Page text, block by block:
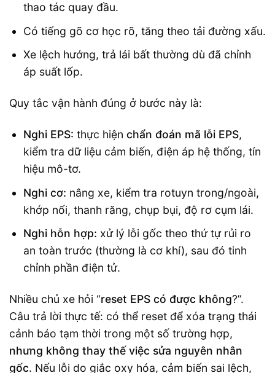
thao tác quay đầu.
Có tiếng gõ cơ học rõ, tăng theo tải đường xấu.
Xe lệch hướng, trả lái bất thường dù đã chỉnh
áp suất lốp.
Quy tắc vận hành đúng ở bước này là:
Nghi EPS: thực hiện chẩn đoán mã lỗi EPS,
kiểm tra dữ liệu cảm biến, điện áp hệ thống, tín
hiệu mô-tơ.
Nghi cơ: nâng xe, kiểm tra rotuyn trong/ngoài,
khớp nối, thanh răng, chụp bụi, độ rơ cụm lái.
Nghi hỗn hợp: xử lý lỗi gốc theo thứ tự rủi ro
an toàn trước (thường là cơ khí), sau đó tinh
chỉnh phần điện tử.
Nhiều chủ xe hỏi “reset EPS có được không?”.
Câu trả lời thực tế: có thể reset để xóa trạng thái
cảnh báo tạm thời trong một số trường hợp,
nhưng không thay thế việc sửa nguyên nhân
gốc. Nếu lỗi do giắc oxy hóa, cảm biến sai lệch,